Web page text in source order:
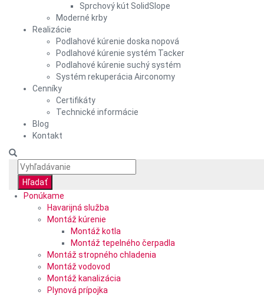
Sprchový kút SolidSlope
Moderné krby
Realizácie
Podlahové kúrenie doska nopová
Podlahové kúrenie systém Tacker
Podlahové kúrenie suchý systém
Systém rekuperácia Airconomy
Cenníky
Certifikáty
Technické informácie
Blog
Kontakt
Ponúkame
Havarijná služba
Montáž kúrenie
Montáž kotla
Montáž tepelného čerpadla
Montáž stropného chladenia
Montáž vodovod
Montáž kanalizácia
Plynová prípojka